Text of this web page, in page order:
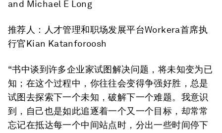
and Michael E Long
推荐人：人才管理和职场发展平台Workera首席执
行官Kian Katanforoosh
“书中谈到许多企业家试图解决问题，将未知变为已
知；在这个过程中，你往往会变得争强好胜，总是
试图去探索下一个未知，破解下一个难题。我意识
到，自己也是如此追逐着一个又一个目标，却常常
忘记在抵达每一个中间站点时，分出一些时间停下